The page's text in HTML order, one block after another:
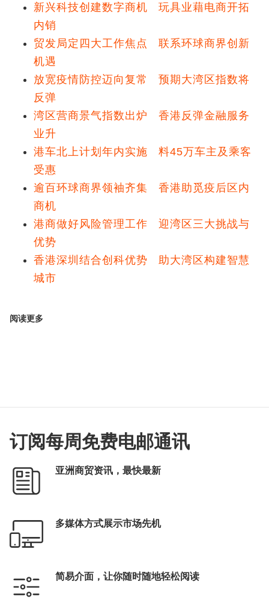
新兴科技创建数字商机 玩具业藉电商开拓
内销
贸发局定四大工作焦点 联系环球商界创新
机遇
放宽疫情防控迈向复常 预期大湾区指数将
反弹
湾区营商景气指数出炉 香港反弹金融服务
业升
港车北上计划年内实施 料45万车主及乘客
受惠
逾百环球商界领袖齐集 香港助觅疫后区内
商机
港商做好风险管理工作 迎湾区三大挑战与
优势
香港深圳结合创科优势 助大湾区构建智慧
城市
阅读更多
订阅每周免费电邮通讯
亚洲商贸资讯，最快最新
多媒体方式展示市场先机
简易介面，让你随时随地轻松阅读